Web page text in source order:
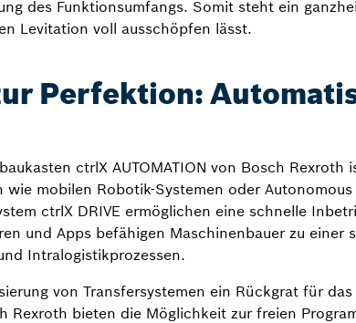
des Funktionsumfangs. Somit steht ein
Levitation voll ausschöpfen lässt.
Perfektion:
ctrlX AUTOMATION von Bosch Rexroth
mobilen Robotik-Systemen oder
ctrlX DRIVE ermöglichen eine schnelle
und Apps befähigen Maschinenbauer zu einer
Intralogistikprozessen.
von Transfersystemen ein Rückgrat für
Rexroth bieten die Möglichkeit zur freien